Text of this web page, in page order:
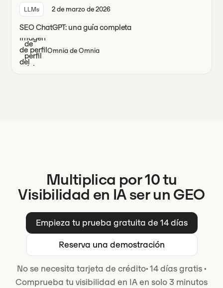
LLMs 2 de marzo de 2026
SEO ChatGPT: una guía completa
Omnia de Omnia
Multiplica por 10 tu
Visibilidad en IA ser un GEO
Empieza tu prueba gratuita de 14 días
Reserva una demostración
No se necesita tarjeta de crédito·14 días gratis ·
Comprueba tu visibilidad en IA en solo 3 minutos